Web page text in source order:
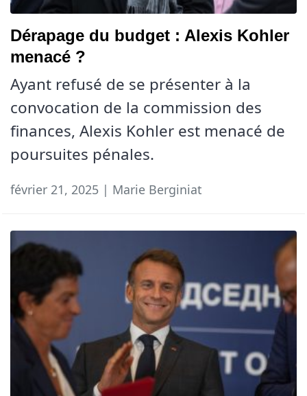
Dérapage du budget : Alexis Kohler
menacé ?
Ayant refusé de se présenter à la
convocation de la commission des
finances, Alexis Kohler est menacé de
poursuites pénales.
février 21, 2025 | Marie Berginiat